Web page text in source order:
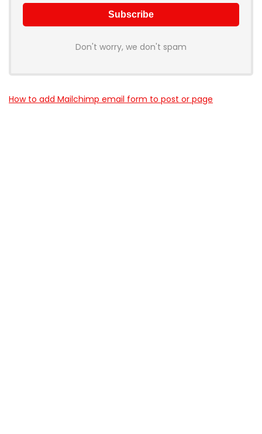
Don't worry, we don't spam
How to add Mailchimp email form to post or page